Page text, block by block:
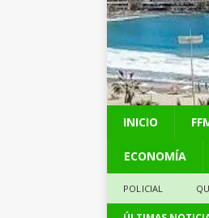
INICIO
ECONOMÍA
POLICIAL